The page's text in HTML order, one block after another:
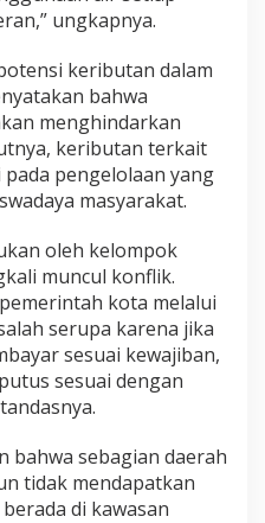
ungkapnya.
keributan dalam
bahwa
menghindarkan
keributan terkait
pengelolaan yang
masyarakat.
oleh kelompok
muncul konflik.
kota melalui
serupa karena jika
sesuai kewajiban,
sesuai dengan
bahwa sebagian daerah
tidak mendapatkan
di kawasan